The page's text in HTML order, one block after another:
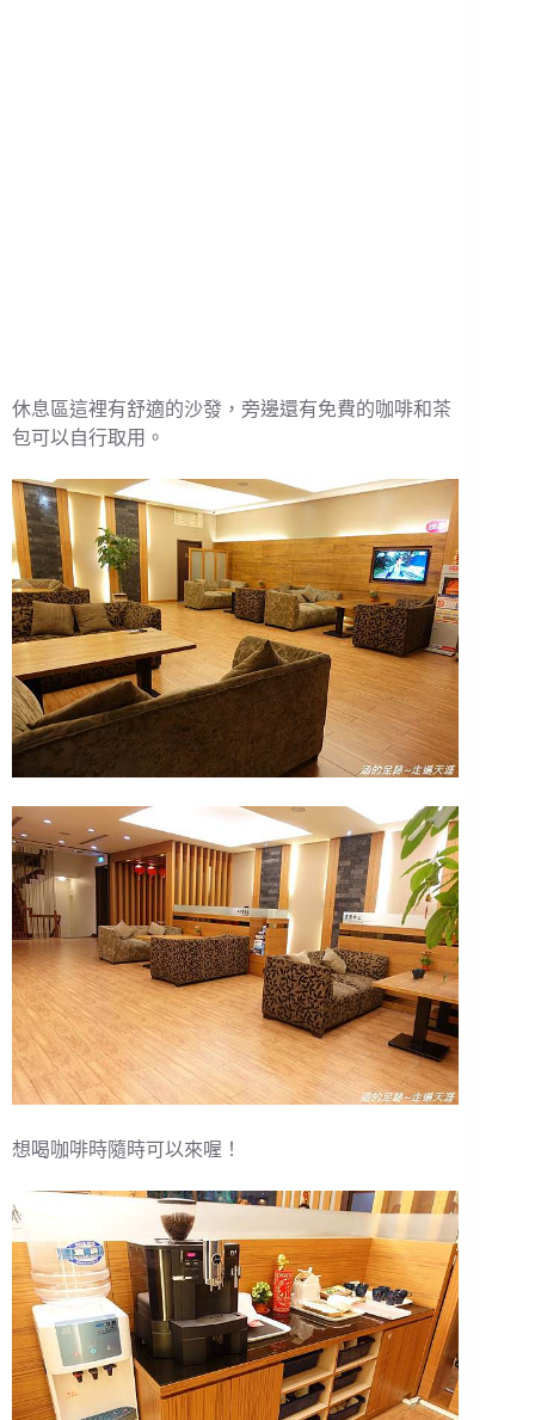
休息區這裡有舒適的沙發，旁邊還有免費的咖啡和茶
包可以自行取用。
想喝咖啡時隨時可以來喔！